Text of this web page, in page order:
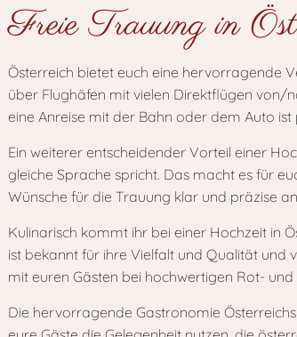
Freie Trauung in
Österreich bietet euch eine hervorragende
über Flughäfen mit vielen Direktflügen von/
eine Anreise mit der Bahn oder dem Auto
Ein weiterer entscheidender Vorteil einer
gleiche Sprache spricht. Das macht es für
Wünsche für die Trauung klar und präzise
Kulinarisch kommt ihr bei einer Hochzeit in
ist bekannt für ihre Vielfalt und Qualität und
mit euren Gästen bei hochwertigen Rot-
Die hervorragende Gastronomie